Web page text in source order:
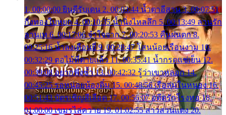
1. 00:00:00 ยินดีรับเดน 2. 00:03:44 น้ำตาอีสาน 3. 00:07:51
กิ่งทองใบหยก 4. 00:10:35 น้ำนิ่งไหลลึก 5. 00:13:49 ลานรัก
ลานเท 6. 00:17:06 จำใจจาก 7. 00:20:53 คืนฝนตก 8.
00:25:16 น้ำลงเดือนยี่ 9. 00:28:47 โสนน้อยเรือนงาม 10.
00:32:29 ตอไม้ที่ตายแล้ว 11. 00:35:41 น้ำกรดแช่เย็น 12.
00:39:08 อยากฟังซ้ำ 13. 00:42:32 รู้ว่าเขาหลอก 14.
00:45:25 รอหน่อยน้องติ๋ม 15. 00:48:56 เรือล่มในหนอง 16.
00:51:43 บัตรเชิญสีเลือด 17. 00:56:07 อดีตรักโรงทอ 18.
01:00:00 เขมรไล่ควาย 19. 01:02:55 สาวสวนแตง 20.